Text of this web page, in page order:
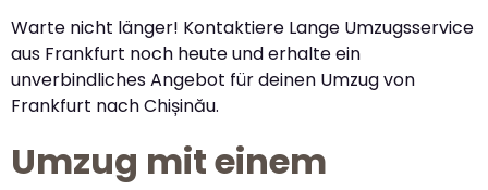
Warte nicht länger! Kontaktiere Lange Umzugsservice
aus Frankfurt noch heute und erhalte ein
unverbindliches Angebot für deinen Umzug von
Frankfurt nach Chișinău.
Umzug mit einem